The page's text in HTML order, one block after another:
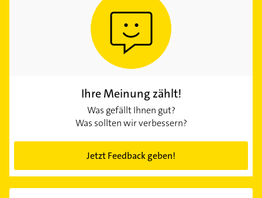
Ihre Meinung zählt!
Was gefällt Ihnen gut?
Was sollten wir verbessern?
Jetzt Feedback geben!